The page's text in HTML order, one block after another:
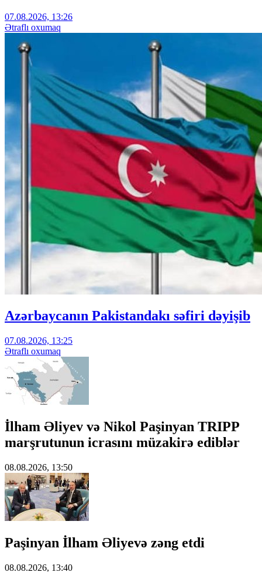
07.08.2026, 13:26
Ətraflı oxumaq
Azərbaycanın Pakistandakı səfiri dəyişib
07.08.2026, 13:25
Ətraflı oxumaq
İlham Əliyev və Nikol Paşinyan TRIPP
marşrutunun icrasını müzakirə ediblər
08.08.2026, 13:50
Paşinyan İlham Əliyevə zəng etdi
08.08.2026, 13:40